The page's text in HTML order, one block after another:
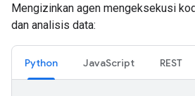
Mengizinkan agen mengeksekusi
dan analisis data:
Python JavaScript REST